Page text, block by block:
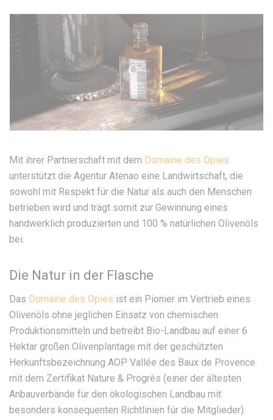
Mit ihrer Partnerschaft mit dem Domaine des Opies
unterstützt die Agentur Atenao eine Landwirtschaft, die
sowohl mit Respekt für die Natur als auch den Menschen
betrieben wird und trägt somit zur Gewinnung eines
handwerklich produzierten und 100 % natürlichen Olivenöls
bei.
Die Natur in der Flasche
Das Domaine des Opies ist ein Pionier im Vertrieb eines
Olivenöls ohne jeglichen Einsatz von chemischen
Produktionsmitteln und betreibt Bio-Landbau auf einer 6
Hektar großen Olivenplantage mit der geschützten
Herkunftsbezeichnung AOP Vallée des Baux de Provence
mit dem Zertifikat Nature & Progrès (einer der ältesten
Anbauverbände für den ökologischen Landbau mit
besonders konsequenten Richtlinien für die Mitglieder).